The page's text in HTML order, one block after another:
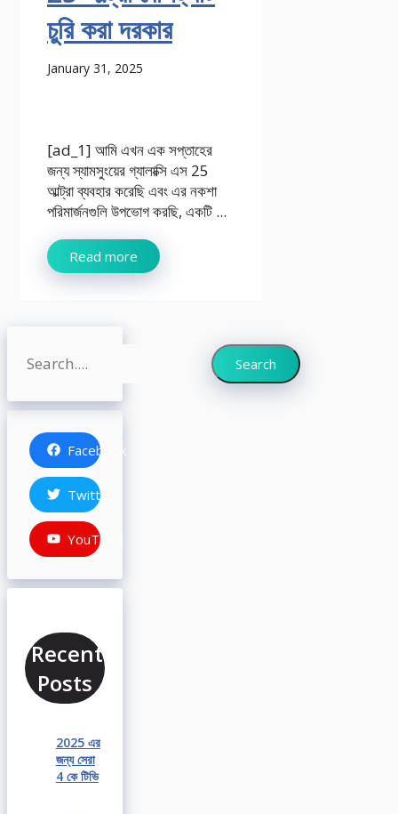
চুরি করা দরকার
January 31, 2025
[ad_1] আমি এখন এক সপ্তাহের
জন্য স্যামসুংয়ের গ্যালাক্সি এস 25
আল্ট্রা ব্যবহার করেছি এবং এর নকশা
পরিমার্জনগুলি উপভোগ করছি, একটি ...
Read more
Search Search
Facebook
Twitter
YouTube
Recent
Posts
2025 এর
জন্য সেরা
4 কে টিভি